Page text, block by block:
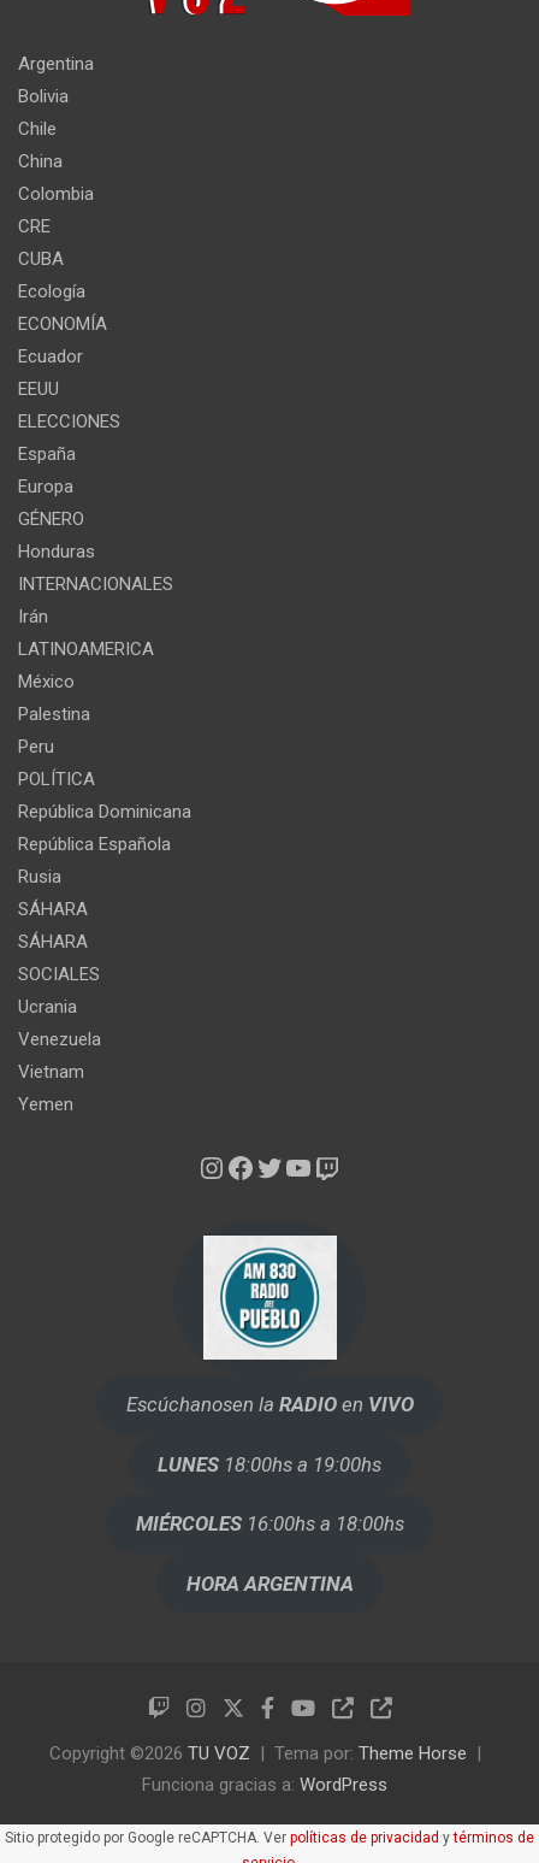
Argentina
Bolivia
Chile
China
Colombia
CRE
CUBA
Ecología
ECONOMÍA
Ecuador
EEUU
ELECCIONES
España
Europa
GÉNERO
Honduras
INTERNACIONALES
Irán
LATINOAMERICA
México
Palestina
Peru
POLÍTICA
República Dominicana
República Española
Rusia
SÁHARA
SÁHARA
SOCIALES
Ucrania
Venezuela
Vietnam
Yemen
Instagram
Facebook
Twitter
YouTube
Twitch
Escúchanosen la RADIOen VIVO
LUNES 18:00hs a 19:00hs
MIÉRCOLES16:00hs a 18:00hs
HORA ARGENTINA
Copyright ©2026 TU VOZ Tema por: Theme Horse
Funciona gracias a: WordPress
Sitio protegido por Google reCAPTCHA. Ver políticas de privacidad ytérminos de